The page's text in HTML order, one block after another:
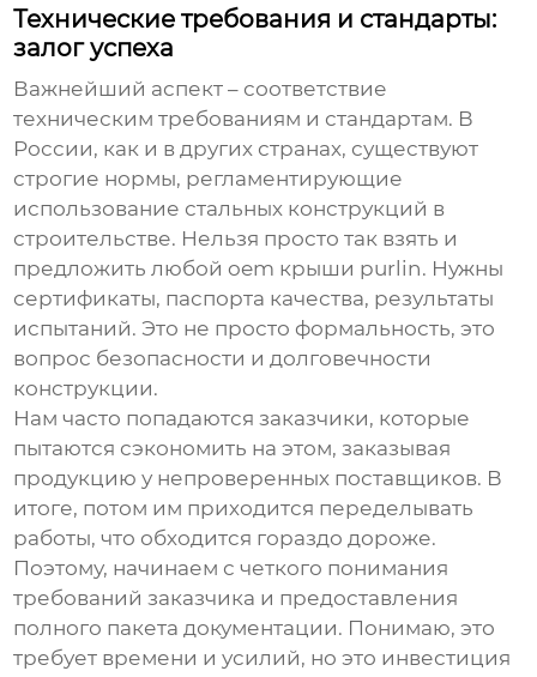
Технические требования и стандарты:
залог успеха
Важнейший аспект – соответствие
техническим требованиям и стандартам. В
России, как и в других странах, существуют
строгие нормы, регламентирующие
использование стальных конструкций в
строительстве. Нельзя просто так взять и
предложить любойoem крыши purlin. Нужны
сертификаты, паспорта качества, результаты
испытаний. Это не просто формальность, это
вопрос безопасности и долговечности
конструкции.
Нам часто попадаются заказчики, которые
пытаются сэкономить на этом, заказывая
продукцию у непроверенных поставщиков. В
итоге, потом им приходится переделывать
работы, что обходится гораздо дороже.
Поэтому, начинаем с четкого понимания
требований заказчика и предоставления
полного пакета документации. Понимаю, это
требует времени и усилий, но это инвестиция